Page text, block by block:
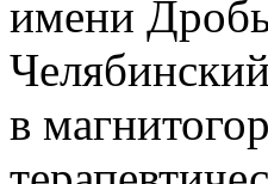
имени
в